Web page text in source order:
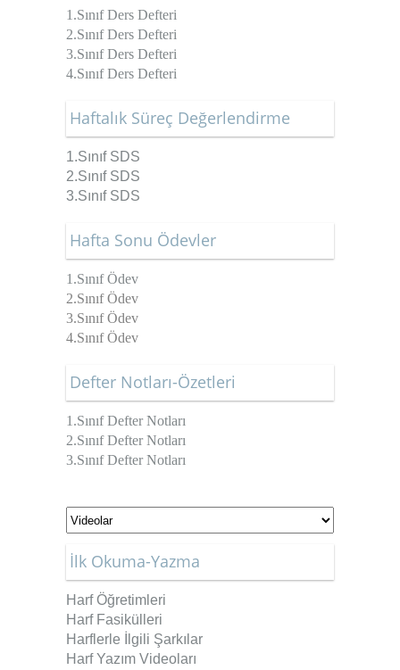
1.Sınıf Ders Defteri
2.Sınıf Ders Defteri
3.Sınıf Ders Defteri
4.Sınıf Ders Defteri
Haftalık Süreç Değerlendirme
1.Sınıf SDS
2.Sınıf SDS
3.Sınıf SDS
Hafta Sonu Ödevler
1.Sınıf Ödev
2.Sınıf Ödev
3.Sınıf Ödev
4.Sınıf Ödev
Defter Notları-Özetleri
1.Sınıf Defter Notları
2.Sınıf Defter Notları
3.Sınıf Defter Notları
İlk Okuma-Yazma
Harf Öğretimleri
Harf Fasikülleri
Harflerle İlgili Şarkılar
Harf Yazım Videoları